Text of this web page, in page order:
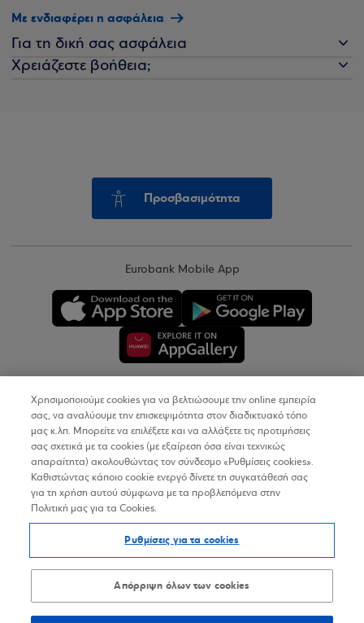
Με ενδιαφέρει η ασφάλεια
Για τη δική σας ασφάλεια
Χρειάζεστε βοήθεια;
Προσβασιμότητα
Eurobank Mobile App
Copyright © 2026
Όροι Χρήσης
Προσωπικά Δεδομένα στον Διαδικτυακό Τόπο
Δήλωση Προσβασιμότητας
Sitemap
Χρησιμοποιούμε cookies για να βελτιώσουμε την online εμπειρία
σας, να αναλύουμε την επισκεψιμότητα στον διαδικτυακό τόπο
μας κ.λπ. Μπορείτε να επιλέξετε και να αλλάξετε τις προτιμήσεις
σας σχετικά με τα cookies (με εξαίρεση όσα είναι τεχνικώς
απαραίτητα) ακολουθώντας τον σύνδεσμο «Ρυθμίσεις cookies».
Καθιστώντας κάποιο cookie ενεργό δίνετε τη συγκατάθεσή σας
για τη χρήση αυτού σύμφωνα με τα προβλεπόμενα στην
Πολιτική μας για τα Cookies.
Ρυθμίσεις για τα cookies
Απόρριψη όλων των cookies